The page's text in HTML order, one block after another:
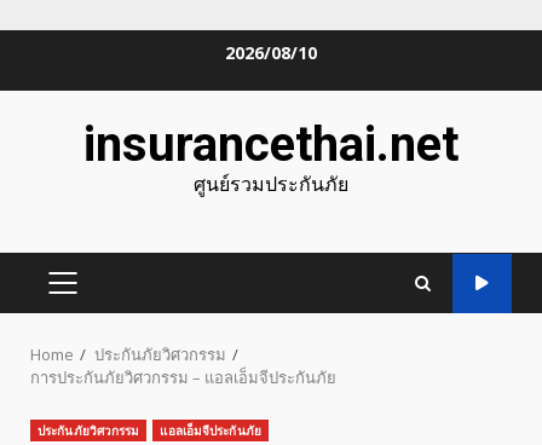
2026/08/10
insurancethai.net
ศูนย์รวมประกันภัย
PRIMARY
Home
ประกันภัยวิศวกรรม
การประกันภัยวิศวกรรม – แอลเอ็มจีประกันภัย
ประกันภัยวิศวกรรม แอลเอ็มจีประกันภัย